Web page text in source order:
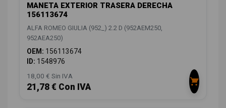
MANETA EXTERIOR TRASERA DERECHA
156113674
ALFA ROMEO GIULIA (952_) 2.2 D (952AEM250,
952AEA250)
OEM: 156113674
ID: 1548976
18,00 € Sin IVA
21,78 € Con IVA